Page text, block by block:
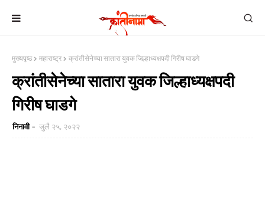
मुख्यपृष्ठ महाराष्ट्र क्रांतीसेनेच्या सातारा युवक जिल्हाध्यक्षपदी गिरीष घाडगे
क्रांतीसेनेच्या सातारा युवक जिल्हाध्यक्षपदी
गिरीष घाडगे
निनावी जुलै २५, २०२२